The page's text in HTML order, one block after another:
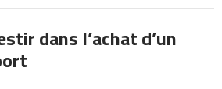
dans l’achat d’un